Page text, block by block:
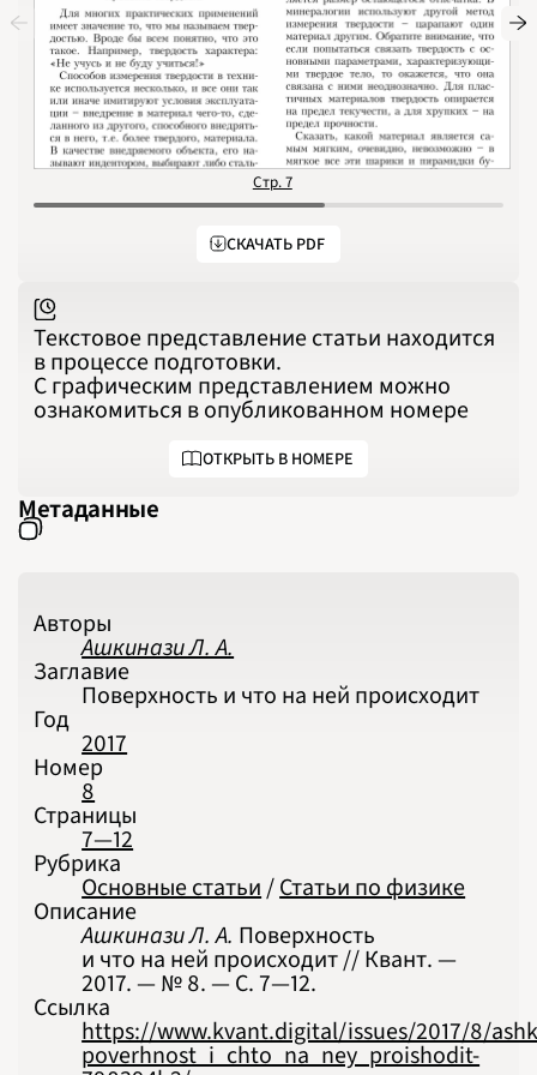
1992
1993
1994
1995
1996
1997
1998
1999
2000
2001
2002
2003
2004
2005
2007
2008
2013
2014
2015
2016
2017
2018
2019
2021
Стр. 7
СКАЧАТЬ PDF
Текстовое представление статьи находится
в процессе подготовки.
С графическим представлением можно
ознакомиться в опубликованном номере
ОТКРЫТЬ В НОМЕРЕ
Метаданные
Авторы
Ашкинази Л. А.
Заглавие
Поверхность и что на ней происходит
Год
2017
Номер
8
Страницы
7—12
Рубрика
Основные статьи /Статьи по физике
Описание
Ашкинази Л. А. Поверхность
и что на ней происходит // Квант. —
2017. — № 8. — С. 7‍—‍12.
Ссылка
https://www.kvant.digital/issues/2017/8/
poverhnost_i_chto_na_ney_proishodit-